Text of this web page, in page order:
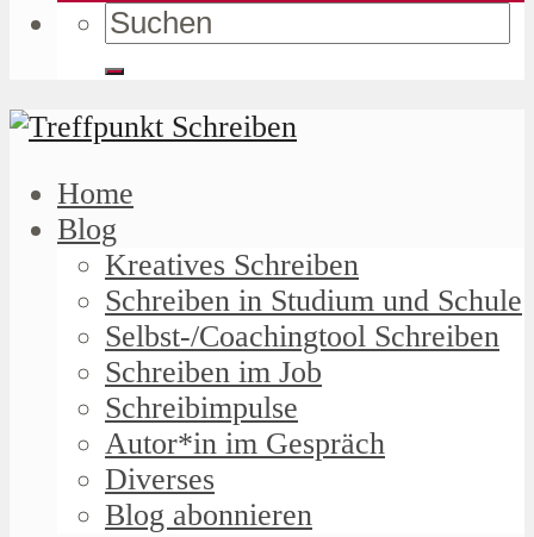
Home
Blog
Kreatives Schreiben
Schreiben in Studium und Schule
Selbst-/Coachingtool Schreiben
Schreiben im Job
Schreibimpulse
Autor*in im Gespräch
Diverses
Blog abonnieren